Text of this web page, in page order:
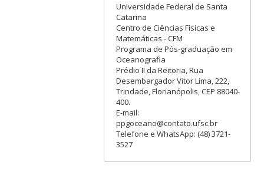
Universidade Federal de Santa
Catarina
Centro de Ciências Físicas e
Matemáticas - CFM
Programa de Pós-graduação em
Oceanografia
Prédio II da Reitoria, Rua
Desembargador Vitor Lima, 222,
Trindade, Florianópolis, CEP 88040-
400.
E-mail:
ppgoceano@contato.ufsc.br
Telefone e WhatsApp: (48) 3721-
3527